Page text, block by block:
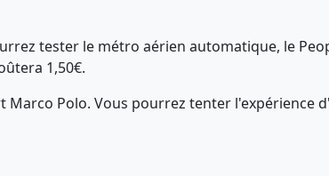
tester le métro aérien automatique, le
1,50€.
Marco Polo. Vous pourrez tenter l'expérience